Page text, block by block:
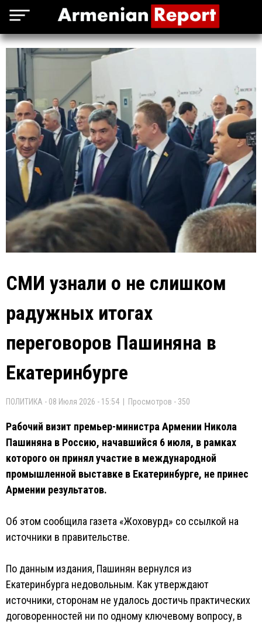
СМИ узнали о не слишком
радужных итогах
переговоров Пашиняна в
Екатеринбурге
ПОЛИТИКА - 08 Июля 2026 - 15:54 | Просмотров - 350
Рабочий визит премьер-министра Армении Никола
Пашиняна в Россию, начавшийся 6 июля, в рамках
которого он принял участие в международной
промышленной выставке в Екатеринбурге, не принес
Армении результатов.
Об этом сообщила газета «Жоховурд» со ссылкой на
источники в правительстве.
По данным издания, Пашинян вернулся из
Екатеринбурга недовольным. Как утверждают
источники, сторонам не удалось достичь практических
договоренностей ни по одному ключевому вопросу, в